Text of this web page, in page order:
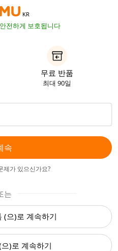
KR
전하게 보호됩니다
무료 반품
최대 90일
속
제가 있으신가요?
는
(으)로 계속하기
)로 계속하기